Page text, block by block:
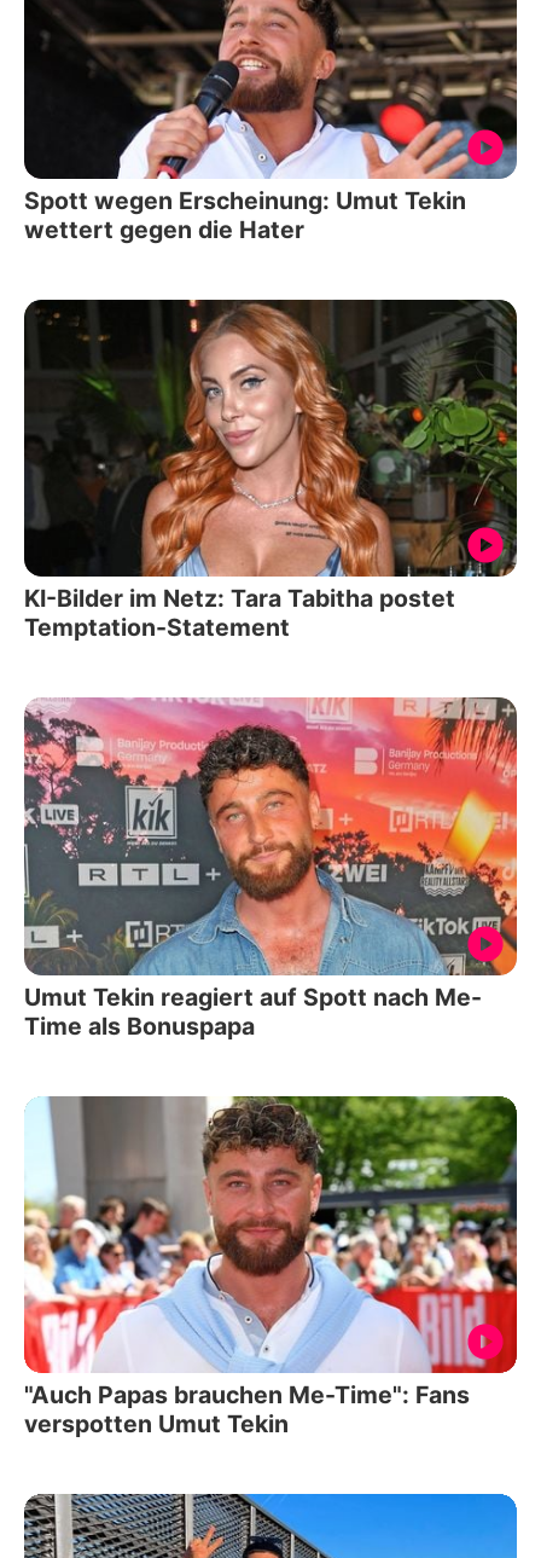
Spott wegen Erscheinung: Umut Tekin
wettert gegen die Hater
KI-Bilder im Netz: Tara Tabitha postet
Temptation-Statement
Umut Tekin reagiert auf Spott nach Me-
Time als Bonuspapa
"Auch Papas brauchen Me-Time": Fans
verspotten Umut Tekin